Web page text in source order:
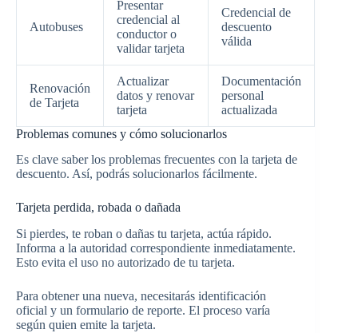
Autobuses
Presentar
credencial al
conductor o
validar tarjeta
Credencial de
descuento
válida
Renovación
de Tarjeta
Actualizar
datos y renovar
tarjeta
Documentación
personal
actualizada
Problemas comunes y cómo solucionarlos
Es clave saber los problemas frecuentes con la tarjeta de
descuento. Así, podrás solucionarlos fácilmente.
Tarjeta perdida, robada o dañada
Si pierdes, te roban o dañas tu tarjeta, actúa rápido.
Informa a la autoridad correspondiente inmediatamente.
Esto evita el uso no autorizado de tu tarjeta.
Para obtener una nueva, necesitarás identificación
oficial y un formulario de reporte. El proceso varía
según quien emite la tarjeta.